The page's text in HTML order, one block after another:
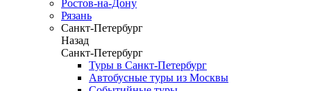
Ростов-на-Дону
Рязань
Санкт-Петербург
Назад
Санкт-Петербург
Туры в Санкт-Петербург
Автобусные туры из Москвы